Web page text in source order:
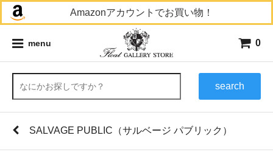
Amazonアカウントでお買い物！
menu 0
search
SALVAGE PUBLIC（サルベージ パブリック）